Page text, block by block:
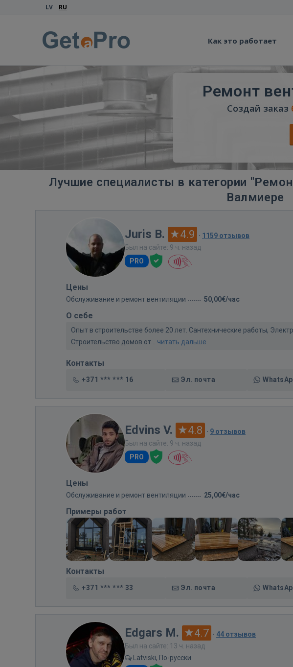
LV RU
Как это работает
Ремонт
Создай заказ
Лучшие специалисты в категории
Валмиере
Juris B. 4.9 · 1159 отзывов
Был на сайте: 9 ч. назад
PRO
Цены
Обслуживание и ремонт вентиляции 50,00€/час
О себе
Опыт в строительстве более 20 лет. Сантехнические работы,
Строительство домов от... читать дальше
Контакты
+371 *** *** 16 Эл. почта
Edvins V. 4.8 · 9 отзывов
Был на сайте: 9 ч. назад
PRO
Цены
Обслуживание и ремонт вентиляции 25,00€/час
Примеры работ
Контакты
+371 *** *** 33 Эл. почта
Edgars M. 4.7 · 44 отзывов
Был на сайте: 13 ч. назад
Latviski, По-русски